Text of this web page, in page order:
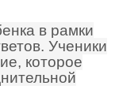
в рамки
Ученики
которое